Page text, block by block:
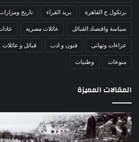
برتكول ج القاهرة بريد القراء تاريخ
سياسة واقتصاد القبائل عائلات مصرية
عزاءات وتهانى فنون و ادب قبائل و عائلات
منوعات وطنيات
المقالات المميزة
مذبحة
اللد..
القصة